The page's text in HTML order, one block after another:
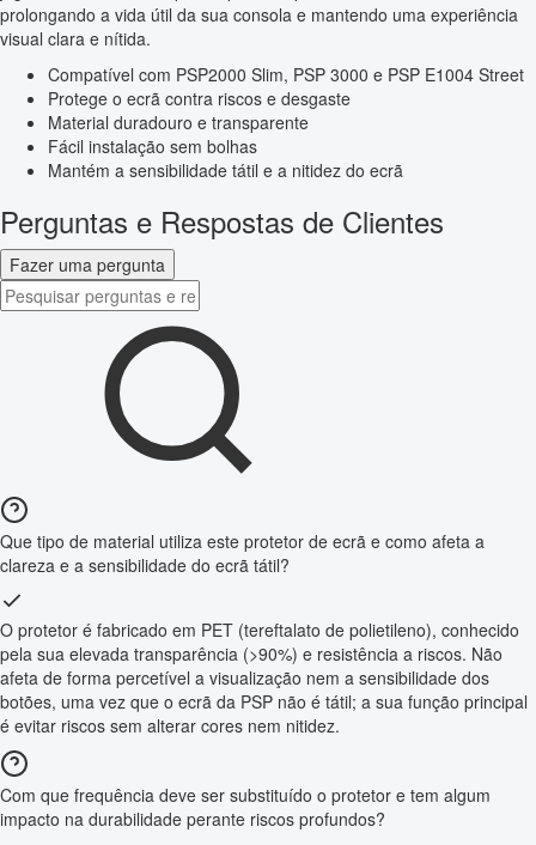
prolongando a vida útil da sua consola e mantendo uma experiência
visual clara e nítida.
Compatível com PSP2000 Slim, PSP 3000 e PSP E1004 Street
Protege o ecrã contra riscos e desgaste
Material duradouro e transparente
Fácil instalação sem bolhas
Mantém a sensibilidade tátil e a nitidez do ecrã
Perguntas e Respostas de Clientes
Fazer uma pergunta
Que tipo de material utiliza este protetor de ecrã e como afeta a
clareza e a sensibilidade do ecrã tátil?
O protetor é fabricado em PET (tereftalato de polietileno), conhecido
pela sua elevada transparência (>90%) e resistência a riscos. Não
afeta de forma percetível a visualização nem a sensibilidade dos
botões, uma vez que o ecrã da PSP não é tátil; a sua função principal
é evitar riscos sem alterar cores nem nitidez.
Com que frequência deve ser substituído o protetor e tem algum
impacto na durabilidade perante riscos profundos?